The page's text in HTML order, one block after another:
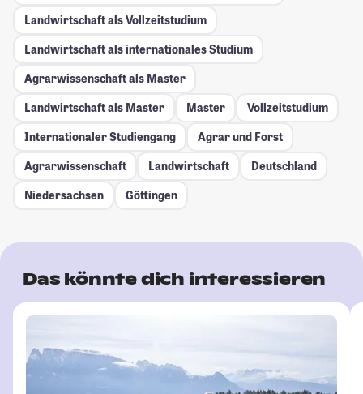
Landwirtschaft als Vollzeitstudium
Landwirtschaft als internationales Studium
Agrarwissenschaft als Master
Landwirtschaft als Master
Master
Vollzeitstudium
Internationaler Studiengang
Agrar und Forst
Agrarwissenschaft
Landwirtschaft
Deutschland
Niedersachsen
Göttingen
Das könnte dich interessieren